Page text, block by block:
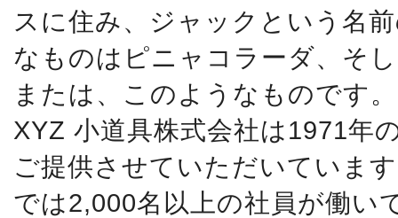
スに住み、ジャックという名
なものはピニャコラーダ、そ
または、このようなものです。
XYZ 小道具株式会社は1971年
ご提供させていただいていま
では2,000名以上の社員が働い